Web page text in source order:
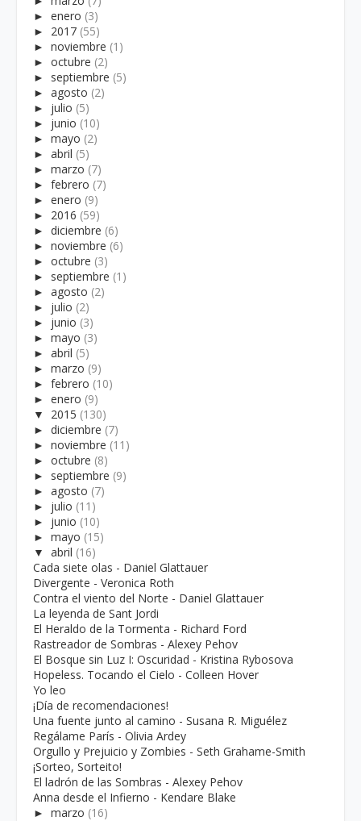
► enero (3)
► 2017 (55)
► noviembre (1)
► octubre (2)
► septiembre (5)
► agosto (2)
► julio (5)
► junio (10)
► mayo (2)
► abril (5)
► marzo (7)
► febrero (7)
► enero (9)
► 2016 (59)
► diciembre (6)
► noviembre (6)
► octubre (3)
► septiembre (1)
► agosto (2)
► julio (2)
► junio (3)
► mayo (3)
► abril (5)
► marzo (9)
► febrero (10)
► enero (9)
▼
2015 (130)
► diciembre (7)
► noviembre (11)
► octubre (8)
► septiembre (9)
► agosto (7)
► julio (11)
► junio (10)
► mayo (15)
▼ abril (16)
Cada siete olas - Daniel Glattauer
Divergente - Veronica Roth
Contra el viento del Norte - Daniel Glattauer
La leyenda de Sant Jordi
El Heraldo de la Tormenta - Richard Ford
Rastreador de Sombras - Alexey Pehov
El Bosque sin Luz I: Oscuridad - Kristina Rybosova
Hopeless. Tocando el Cielo - Colleen Hover
Yo leo
¡Día de recomendaciones!
Una fuente junto al camino - Susana R. Miguélez
Regálame París - Olivia Ardey
Orgullo y Prejuicio y Zombies - Seth Grahame-Smith
¡Sorteo, Sorteito!
El ladrón de las Sombras - Alexey Pehov
Anna desde el Infierno - Kendare Blake
► marzo (16)